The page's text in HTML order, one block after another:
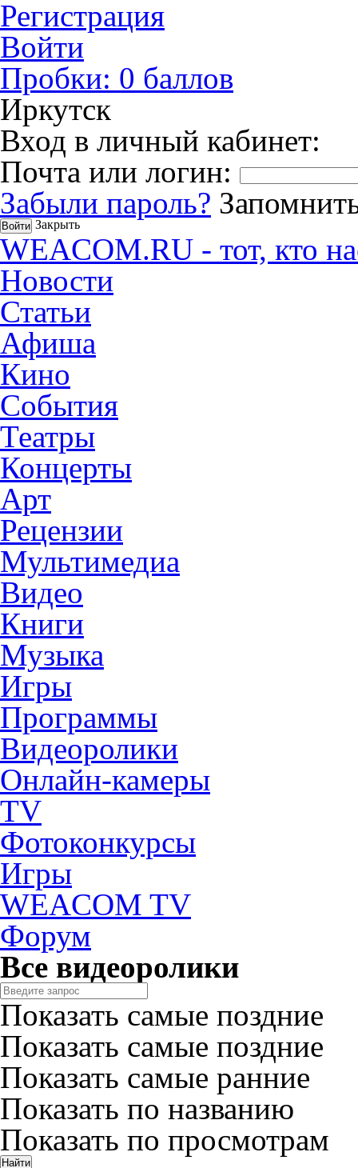
Регистрация
Войти
Пробки: 0 баллов
Иркутск
Вход в личный кабинет:
Почта или логин:
Забыли пароль?
Закрыть
WEACOM.RU - тот, кто
Новости
Статьи
Афиша
Кино
События
Театры
Концерты
Арт
Рецензии
Мультимедиа
Видео
Книги
Музыка
Игры
Программы
Видеоролики
Онлайн-камеры
TV
Фотоконкурсы
Игры
WEACOM TV
Форум
Все видеоролики
Показать самые поздние
Показать самые поздние
Показать самые ранние
Показать по названию
Показать по просмотрам